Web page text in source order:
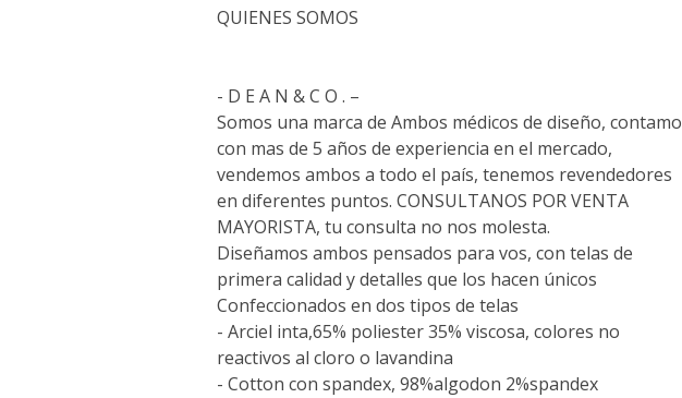
QUIENES SOMOS
- D E A N & C O . –
Somos una marca de Ambos médicos de diseño,
con mas de 5 años de experiencia en el mercado,
vendemos ambos a todo el país, tenemos revendedores
en diferentes puntos. CONSULTANOS POR VENTA
MAYORISTA, tu consulta no nos molesta.
Diseñamos ambos pensados para vos, con telas de
primera calidad y detalles que los hacen únicos
Confeccionados en dos tipos de telas
- Arciel inta,65% poliester 35% viscosa, colores no
reactivos al cloro o lavandina
- Cotton con spandex, 98%algodon 2%spandex